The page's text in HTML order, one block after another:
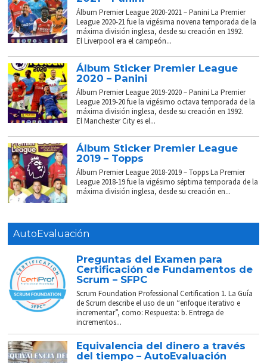
Álbum Premier League 2020-2021 – Panini La Premier
League 2020-21 fue la vigésima novena temporada de la
máxima división inglesa, desde su creación en 1992.
El Liverpool era el campeón...
Álbum Sticker Premier League
2020 – Panini
Álbum Premier League 2019-2020 – Panini La Premier
League 2019-20 fue la vigésimo octava temporada de la
máxima división inglesa, desde su creación en 1992.
El Manchester City es el...
Álbum Sticker Premier League
2019 – Topps
Álbum Premier League 2018-2019 – Topps La Premier
League 2018-19 fue la vigésimo séptima temporada de la
máxima división inglesa, desde su creación en...
AutoEvaluación
Preguntas del Examen para
Certificación de Fundamentos de
Scrum – SFPC
Scrum Foundation Professional Certification 1. La Guía
de Scrum describe el uso de un “enfoque iterativo e
incrementar”, como: Respuesta: b. Entrega de
incrementos...
Equivalencia del dinero a través
del tiempo – AutoEvaluación